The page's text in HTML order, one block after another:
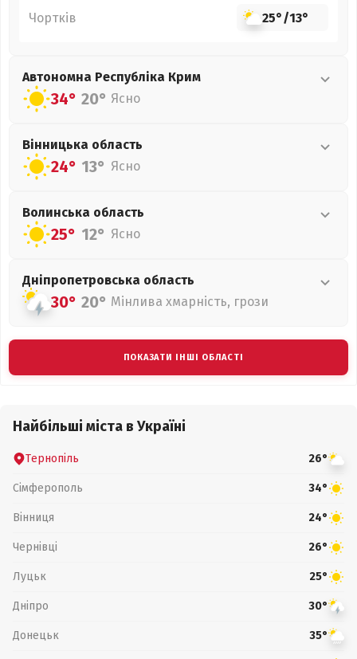
Чортків 25°/13°
Автономна Республіка Крим
34° 20° Ясно
Вінницька область
24° 13° Ясно
Волинська область
25° 12° Ясно
Дніпропетровська область
30° 20° Мінлива хмарність, грози
ПОКАЗАТИ ІНШІ ОБЛАСТІ
Найбільші міста в Україні
Тернопіль 26°
Сімферополь 34°
Вінниця 24°
Чернівці 26°
Луцьк 25°
Дніпро 30°
Донецьк 35°